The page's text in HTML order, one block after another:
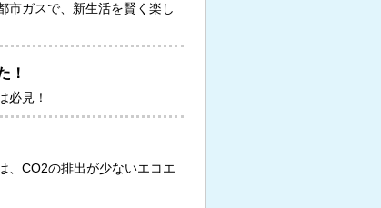
市ガスで、新生活を賢く楽し
！
必見！
、CO2の排出が少ないエコエ